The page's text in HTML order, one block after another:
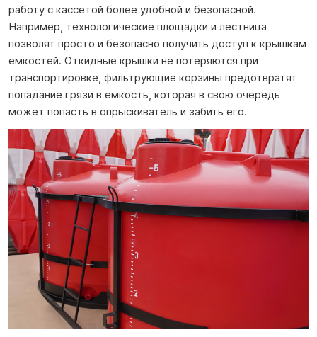
работу с кассетой более удобной и безопасной.
Например, технологические площадки и лестница
позволят просто и безопасно получить доступ к крышкам
емкостей. Откидные крышки не потеряются при
транспортировке, фильтрующие корзины предотвратят
попадание грязи в емкость, которая в свою очередь
может попасть в опрыскиватель и забить его.